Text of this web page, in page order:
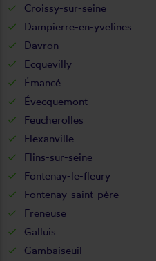
Croissy-sur-seine
Dampierre-en-yvelines
Davron
Ecquevilly
Émancé
Évecquemont
Feucherolles
Flexanville
Flins-sur-seine
Fontenay-le-fleury
Fontenay-saint-père
Freneuse
Galluis
Gambaiseuil